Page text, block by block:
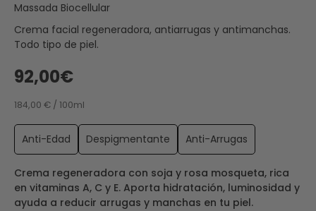
Massada Biocellular
Crema facial regeneradora, antiarrugas y antimanchas.
Todo tipo de piel.
92,00€
184,00 € / 100ml
Anti-Edad Despigmentante Anti-Arrugas
Crema regeneradora con soja y rosa mosqueta, rica
en vitaminas A, C y E. Aporta hidratación, luminosidad y
ayuda a reducir arrugas y manchas en tu piel.